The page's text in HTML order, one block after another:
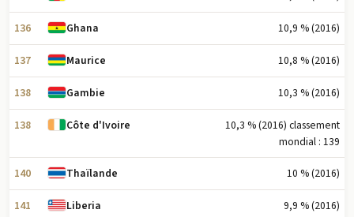
136 Ghana 10,9 % (2016)
137 Maurice 10,8 % (2016)
138 Gambie 10,3 % (2016)
138 Côte d'Ivoire
10,3 % (2016) classement
mondial : 139
140 Thaïlande 10 % (2016)
141 Liberia 9,9 % (2016)